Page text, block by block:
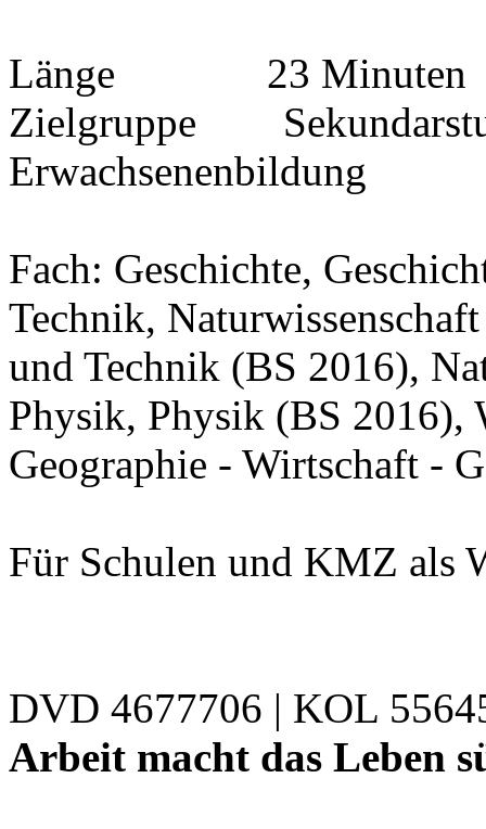
Länge 23 Minuten
Zielgruppe
Erwachsenenbildung
Fach: Geschichte,
Technik,
und Technik (BS 2016),
Physik, Physik (BS 2016),
Geographie - Wirtschaft -
Für Schulen und KMZ als
DVD 4677706 | KOL
Arbeit macht das Leben